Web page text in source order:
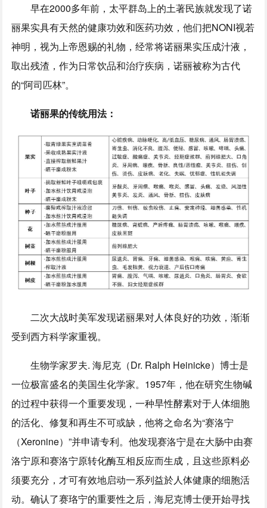
早在2000多年前，太平群岛上的土著民族就发现了诺
丽果实具有天然的健康功效和医药功效，他们把NONI视若
神明，视为上帝恩赐的礼物，经常将诺丽果实压成汁液，
取出残渣，作为日常饮品和治疗疾病，诺丽被称为古代
的“阿司匹林”。
诺丽果的传统用法：
二次大战时美军发现诺丽果对人体良好的功效，渐渐
受到西方科学家重视。
生物学家罗夫. 海尼克（Dr. Ralph Heinicke）博士是
一位极富盛名的美国生化学家。1957年，他在研究生物碱
的过程中获得一个重要发现，一种旱性酵素对于人体细胞
的活化、修复和再生不可或缺，他将之命名为“赛洛宁
（Xeronine）”并申请专利。他发现赛洛宁是在大肠中由赛
洛宁原和赛洛宁原转化酶互相反应而生成，且这些原料必
须要充分，才可有效地启动一系列益於人体健康的细胞活
动。确认了赛珞宁的重要性之后，海尼克博士便开始寻找